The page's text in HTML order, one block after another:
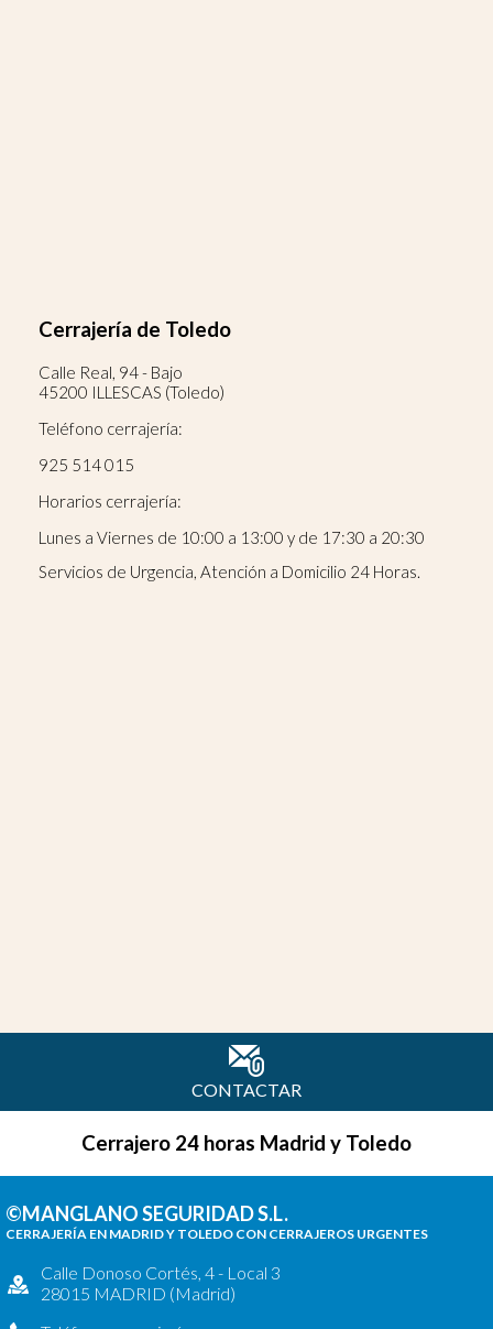
Cerrajería de Toledo
Calle Real, 94 - Bajo
45200 ILLESCAS (Toledo)
Teléfono cerrajería:
925 514 015
Horarios cerrajería:
Lunes a Viernes de 10:00 a 13:00 y de 17:30 a 20:30
Servicios de Urgencia, Atención a Domicilio 24 Horas.
CONTACTAR
Cerrajero 24 horas Madrid y Toledo
©MANGLANO SEGURIDAD S.L.
CERRAJERÍA EN MADRID Y TOLEDO CON CERRAJEROS URGENTES
Calle Donoso Cortés, 4 - Local 3
28015 MADRID (Madrid)